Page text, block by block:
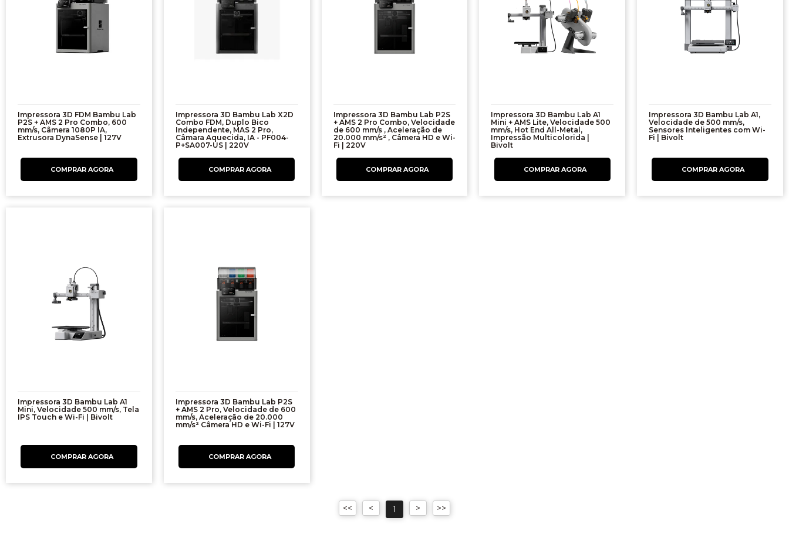
Impressora 3D FDM Bambu Lab
P2S + AMS 2 Pro Combo, 600
mm/s, Câmera 1080P IA,
Extrusora DynaSense | 127V
Impressora 3D Bambu Lab X2D
Combo FDM, Duplo Bico
Independente, MAS 2 Pro,
Câmara Aquecida, IA - PF004-
P+SA007-US | 220V
Impressora 3D Bambu Lab P2S
+ AMS 2 Pro Combo, Velocidade
de 600 mm/s , Aceleração de
20.000 mm/s² , Câmera HD e Wi-
Fi | 220V
Impressora 3D Bambu Lab A1
Mini + AMS Lite, Velocidade 500
mm/s, Hot End All-Metal,
Impressão Multicolorida |
Bivolt
Impressora 3D Bambu Lab A1,
Velocidade de 500 mm/s,
Sensores Inteligentes com Wi-
Fi | Bivolt
Impressora 3D Bambu Lab A1
Mini, Velocidade 500 mm/s, Tela
IPS Touch e Wi-Fi | Bivolt
Impressora 3D Bambu Lab P2S
+ AMS 2 Pro, Velocidade de 600
mm/s, Aceleração de 20.000
mm/s² Câmera HD e Wi-Fi | 127V
1